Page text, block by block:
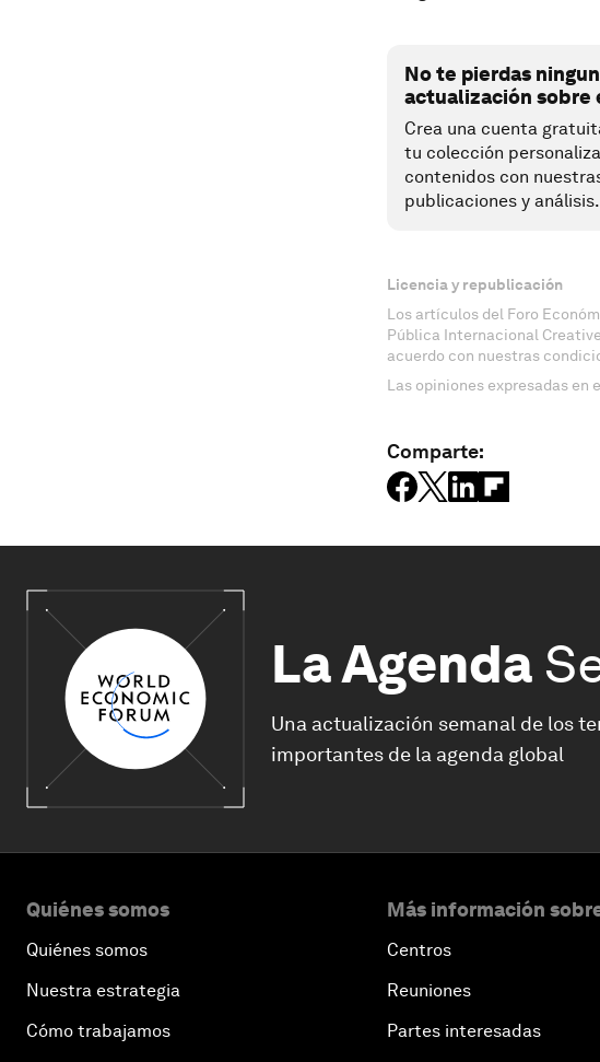
No te pierdas
actualización sobre
Crea una cuenta
tu colección
contenidos con
publicaciones y análisis.
Licencia y republicación
Los artículos del Foro
Pública Internacional
acuerdo con nuestras
Las opiniones expresadas en
Comparte:
La Agenda
Una actualización semanal de los
importantes de la agenda global
Quiénes somos
Quiénes somos
Nuestra estrategia
Cómo trabajamos
Más información
Centros
Reuniones
Partes interesadas